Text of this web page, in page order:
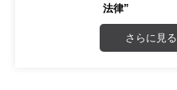
法律”
さらに見る